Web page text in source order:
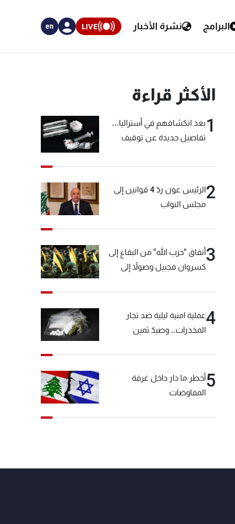
البرامج نشرة الأخبار LIVE
en
الأكثر قراءة
1بعد انكشافهم في أستراليا...
تفاصيل جديدة عن توقيف
2
الرئيس عون ردّ 4 قوانين إلى
مجلس النواب
3أنفاق "حزب الله" من البقاع إلى
كسروان فجبيل وصولاً إلى
4عملية امنية ليلية ضد تجار
المخدرات.. وصيدٌ ثمين
5أخطر ما دار داخل غرفة
المفاوضات